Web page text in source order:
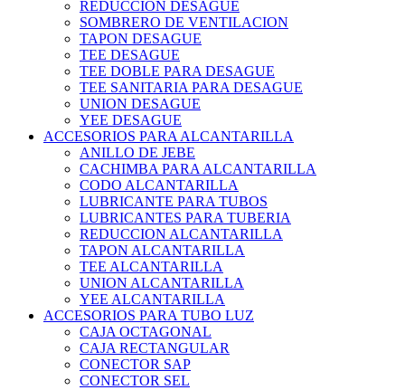
REDUCCION DESAGUE
SOMBRERO DE VENTILACION
TAPON DESAGUE
TEE DESAGUE
TEE DOBLE PARA DESAGUE
TEE SANITARIA PARA DESAGUE
UNION DESAGUE
YEE DESAGUE
ACCESORIOS PARA ALCANTARILLA
ANILLO DE JEBE
CACHIMBA PARA ALCANTARILLA
CODO ALCANTARILLA
LUBRICANTE PARA TUBOS
LUBRICANTES PARA TUBERIA
REDUCCION ALCANTARILLA
TAPON ALCANTARILLA
TEE ALCANTARILLA
UNION ALCANTARILLA
YEE ALCANTARILLA
ACCESORIOS PARA TUBO LUZ
CAJA OCTAGONAL
CAJA RECTANGULAR
CONECTOR SAP
CONECTOR SEL